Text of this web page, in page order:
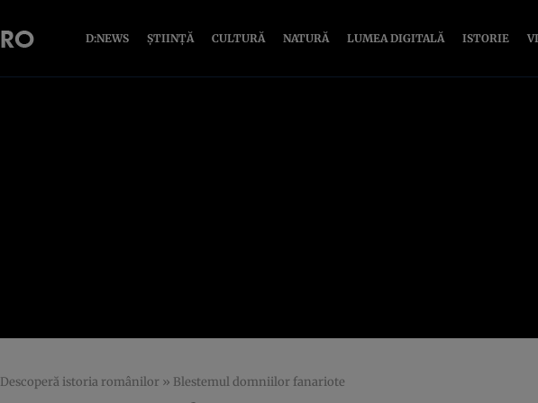
D:NEWS ȘTIINȚĂ CULTURĂ NATURĂ LUMEA DIGITALĂ ISTORIE
Descoperă istoria românilor » Blestemul domniilor fanariote